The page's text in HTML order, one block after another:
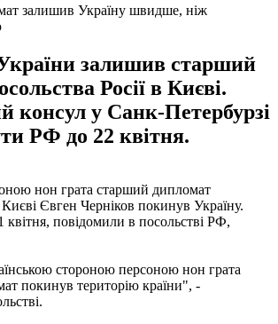
залишив Україну швидше, ніж
залишив старший
Росії в Києві.
консул у Санк-Петербурзі
РФ до 22 квітня.
нон грата старший дипломат
Києві Євген Черніков покинув Україну.
квітня, повідомили в посольстві РФ,
стороною персоною нон грата
покинув територію країни", -